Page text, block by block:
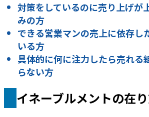
対策をしているのに売り上げが
みの方
できる営業マンの売上に依存し
いる方
具体的に何に注力したら売れる
らない方
イネーブルメントの在